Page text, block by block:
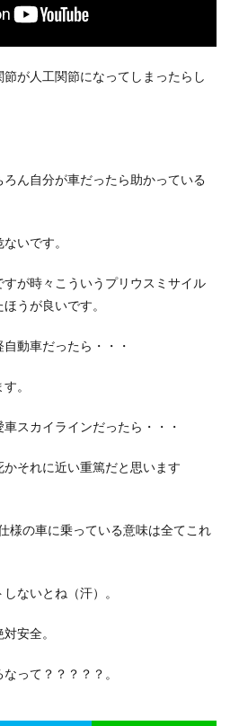
が人工関節になってしまったらし
ん自分が車だったら助かっている
いです。
が時々こういうプリウスミサイル
うが良いです。
動車だったら・・・
。
スカイラインだったら・・・
それに近い重篤だと思います
様の車に乗っている意味は全てこれ
ないとね（汗）。
安全。
って？？？？？。